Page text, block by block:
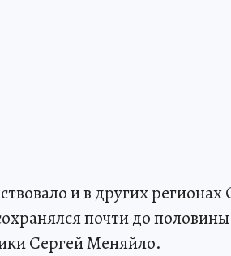
и в других регионах
почти до
Сергей Меняйло.